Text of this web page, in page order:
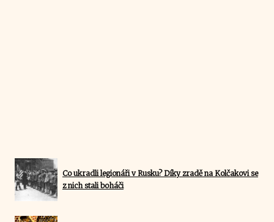
Co ukradli legionáři v Rusku? Díky zradě na Kolčakovi se
z nich stali boháči